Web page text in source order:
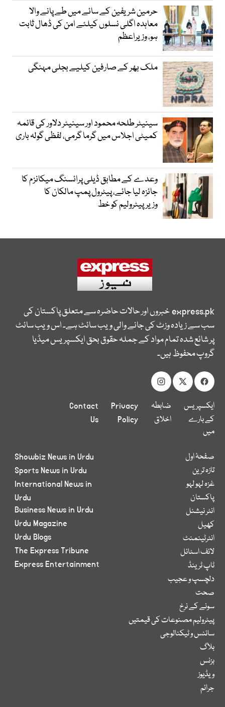
حرمین شریفین کے سائے میں طے پانے والا
معاہدہ اگلی نسلوں کیلئے امن کی ڈھال ثابت
ہو، وزیراعظم
ملک بھر کے صارفین کیلیے بجلی مہنگی
سینیٹر طلحہ محمود اور سینیٹر دلاور کی قائمہ
کمیٹی اجلاس میں گرما گرمی، لفظی گولہ باری
وعدے کے مطابق ڈیلی پرائسنگ میکانزم کا
جائزہ لیا جائے، پیٹرول پمپ مالکان کا
وزیرپیٹرولیم کو خط
express.pkخبروں اور حالات حاضرہ سے متعلق پاکستان کی
سب سے زیادہ وزٹ کی جانے والی ویب سائٹ ہے۔ اس ویب سائٹ
پر شائع شدہ تمام مواد کے جملہ حقوق بحق ایکسپریس میڈیا
گروپ محفوظ ہیں۔
ایکسپریس
کے بارے
میں
ضابطہ
اخلاق
Privacy
Policy
Contact
Us
صفحۂ اول
تازہ ترین
غزہ لہو لہو
پاکستان
انٹر نیشنل
کھیل
انٹرٹینمنٹ
لائف اسٹائل
ٹاپ ٹرینڈ
دلچسپ و عجیب
صحت
سونے کے نرخ
پیٹرولیم مصنوعات کی قیمتیں
سائنس و ٹیکنالوجی
بلاگ
بزنس
ویڈیوز
جرائم
Showbiz News in Urdu
Sports News in Urdu
International News in
Urdu
Business News in Urdu
Urdu Magazine
Urdu Blogs
The Express Tribune
Express Entertainment